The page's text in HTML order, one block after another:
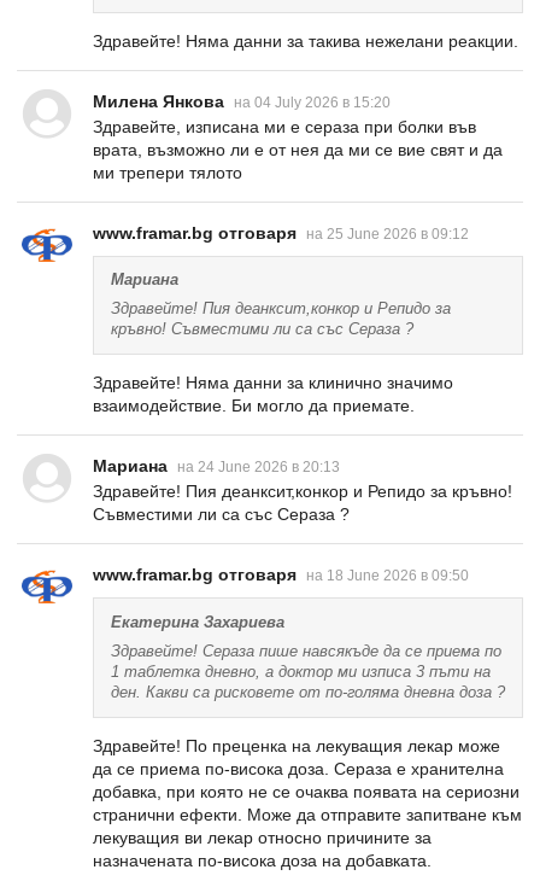
Здравейте! Няма данни за такива нежелани реакции.
Милена Янкова на 04 July 2026 в 15:20
Здравейте, изписана ми е сераза при болки във
врата, възможно ли е от нея да ми се вие свят и да
ми трепери тялото
www.framar.bg отговаря на 25 June 2026 в 09:12
Мариана
Здравейте! Пия деанксит,конкор и Репидо за
кръвно! Съвместими ли са със Сераза ?
Здравейте! Няма данни за клинично значимо
взаимодействие. Би могло да приемате.
Мариана на 24 June 2026 в 20:13
Здравейте! Пия деанксит,конкор и Репидо за кръвно!
Съвместими ли са със Сераза ?
www.framar.bg отговаря на 18 June 2026 в 09:50
Екатерина Захариева
Здравейте! Сераза пише навсякъде да се приема по
1 таблетка дневно, а доктор ми изписа 3 пъти на
ден. Какви са рисковете от по-голяма дневна доза ?
Здравейте! По преценка на лекуващия лекар може
да се приема по-висока доза. Сераза е хранителна
добавка, при която не се очаква появата на сериозни
странични ефекти. Може да отправите запитване към
лекуващия ви лекар относно причините за
назначената по-висока доза на добавката.